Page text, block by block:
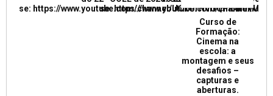
se: https://www.youtube.com/channel/se: https://www.youtube.com/channel/
Curso de
Formação:
Cinema na
escola: a
montagem e seus
desafios –
capturas e
aberturas.